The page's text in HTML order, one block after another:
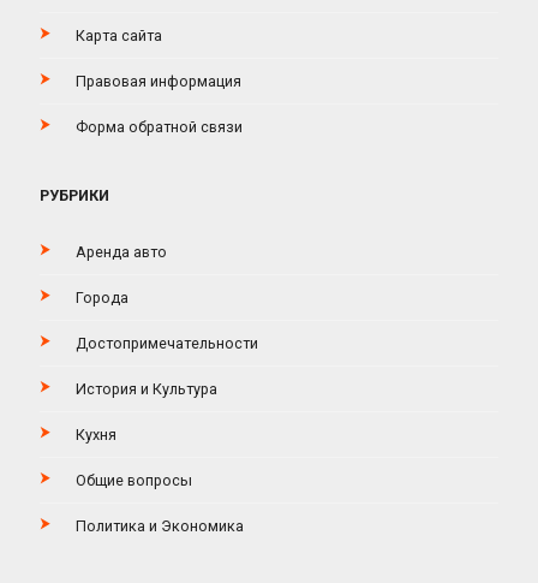
Карта сайта
Правовая информация
Форма обратной связи
РУБРИКИ
Аренда авто
Города
Достопримечательности
История и Культура
Кухня
Общие вопросы
Политика и Экономика